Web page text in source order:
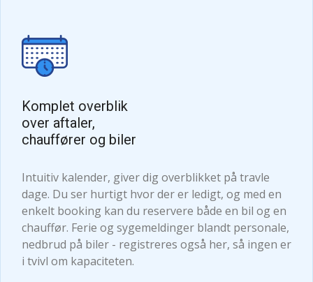
Komplet overblik
over aftaler,
chauffører og biler
Intuitiv kalender, giver dig overblikket på travle
dage. Du ser hurtigt hvor der er ledigt, og med en
enkelt booking kan du reservere både en bil og en
chauffør. Ferie og sygemeldinger blandt personale,
nedbrud på biler - registreres også her, så ingen er
i tvivl om kapaciteten.